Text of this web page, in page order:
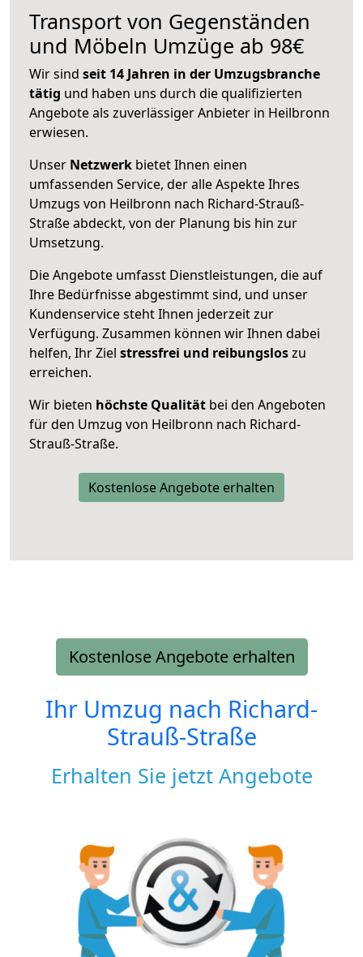
Transport von Gegenständen
und Möbeln Umzüge ab 98€
Wir sind seit 14 Jahren in der Umzugsbranche
tätig und haben uns durch die qualifizierten
Angebote als zuverlässiger Anbieter in Heilbronn
erwiesen.
Unser Netzwerk bietet Ihnen einen
umfassenden Service, der alle Aspekte Ihres
Umzugs von Heilbronn nach Richard-Strauß-
Straße abdeckt, von der Planung bis hin zur
Umsetzung.
Die Angebote umfasst Dienstleistungen, die auf
Ihre Bedürfnisse abgestimmt sind, und unser
Kundenservice steht Ihnen jederzeit zur
Verfügung. Zusammen können wir Ihnen dabei
helfen, Ihr Ziel stressfrei und reibungsloszu
erreichen.
Wir bieten höchste Qualität bei den Angeboten
für den Umzug von Heilbronn nach Richard-
Strauß-Straße.
Kostenlose Angebote erhalten
Kostenlose Angebote erhalten
Ihr Umzug nach Richard-
Strauß-Straße
Erhalten Sie jetzt Angebote